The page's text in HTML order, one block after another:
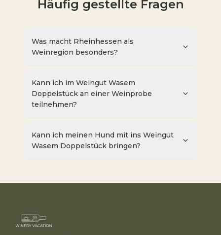
Häufig gestellte Fragen
Was macht Rheinhessen als
Weinregion besonders?
Kann ich im Weingut Wasem
Doppelstück an einer Weinprobe
teilnehmen?
Kann ich meinen Hund mit ins Weingut
Wasem Doppelstück bringen?